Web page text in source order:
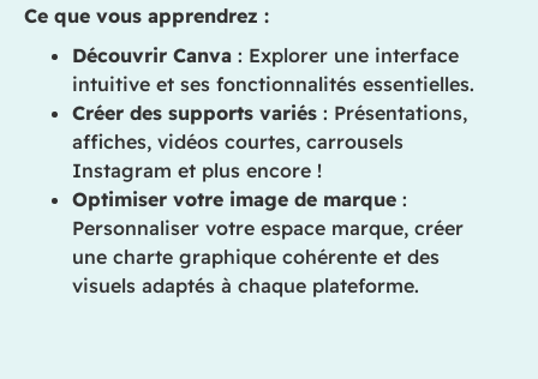
Ce que vous apprendrez :
Découvrir Canva : Explorer une interface
intuitive et ses fonctionnalités essentielles.
Créer des supports variés : Présentations,
affiches, vidéos courtes, carrousels
Instagram et plus encore !
Optimiser votre image de marque :
Personnaliser votre espace marque, créer
une charte graphique cohérente et des
visuels adaptés à chaque plateforme.